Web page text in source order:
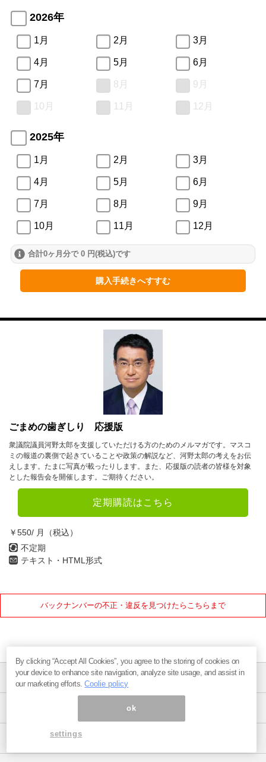
ごまめの歯ぎしり 応援版
衆議院議員河野太郎を支援していただける方のためのメルマガです。マスコ
ミの報道の裏側で起きていることや政策の解説など、河野太郎の考えをお伝
えします。たまに写真が載ったりします。また、応援版の読者の皆様を対象
とした報告会を開催します。ご期待ください。
定期購読はこちら
￥550/ 月（税込）
不定期
テキスト・HTML形式
バックナンバーの不正・違反を見つけたらこちらまで
2026年
1月 2月 3月
4月 5月 6月
7月 8月 9月
10月 11月 12月
2025年
1月 2月 3月
4月 5月 6月
7月 8月 9月
10月 11月 12月
2024年
2月
7月 8月 9月
11月
2月
4月 5月
7月 8月 9月
10月 11月 12月
1月 2月 3月
7月
2021年
4月 5月 6月
7月 8月
11月
2020年
合計0ヶ月分で 0 円(税込)です
購入手続きへすすむ
会社案内
まぐまぐからのお知らせ
By clicking “Accept All Cookies”, you agree to the storing of cookies on
your device to enhance site navigation, analyze site usage, and assist in
our marketing efforts.Coolie policy
ok
settings